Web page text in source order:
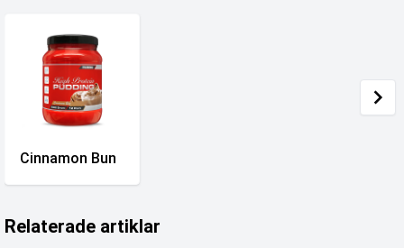
Cinnamon Bun
Relaterade artiklar